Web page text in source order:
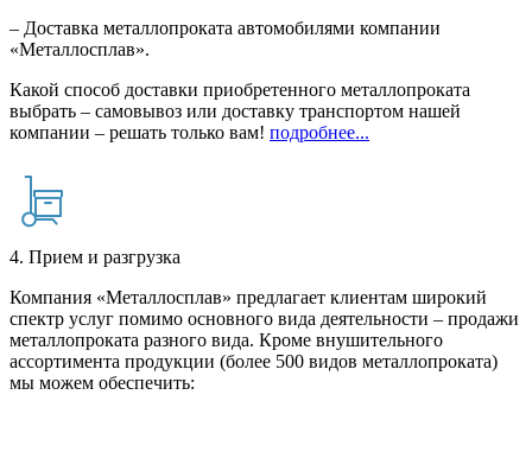
– Доставка металлопроката автомобилями компании
«Металлосплав».
Какой способ доставки приобретенного металлопроката
выбрать – самовывоз или доставку транспортом нашей
компании – решать только вам! подробнее...
4. Прием и разгрузка
Компания «Металлосплав» предлагает клиентам широкий
спектр услуг помимо основного вида деятельности – продажи
металлопроката разного вида. Кроме внушительного
ассортимента продукции (более 500 видов металлопроката)
мы можем обеспечить: